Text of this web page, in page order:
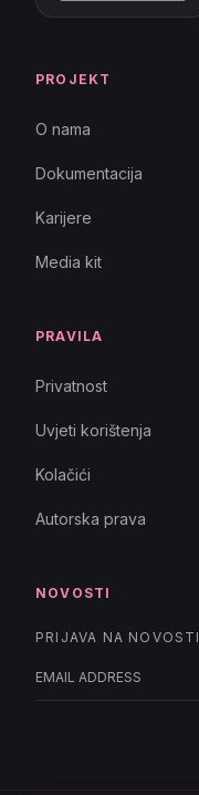
PROJEKT
O nama
Dokumentacija
Karijere
Media kit
PRAVILA
Privatnost
Uvjeti korištenja
Kolačići
Autorska prava
NOVOSTI
PRIJAVA NA NOVOSTI